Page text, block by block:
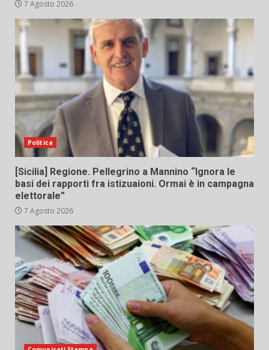
7 Agosto 2026
Politica
[Sicilia] Regione. Pellegrino a Mannino “Ignora le
basi dei rapporti fra istizuaioni. Ormai è in campagna
elettorale”
7 Agosto 2026